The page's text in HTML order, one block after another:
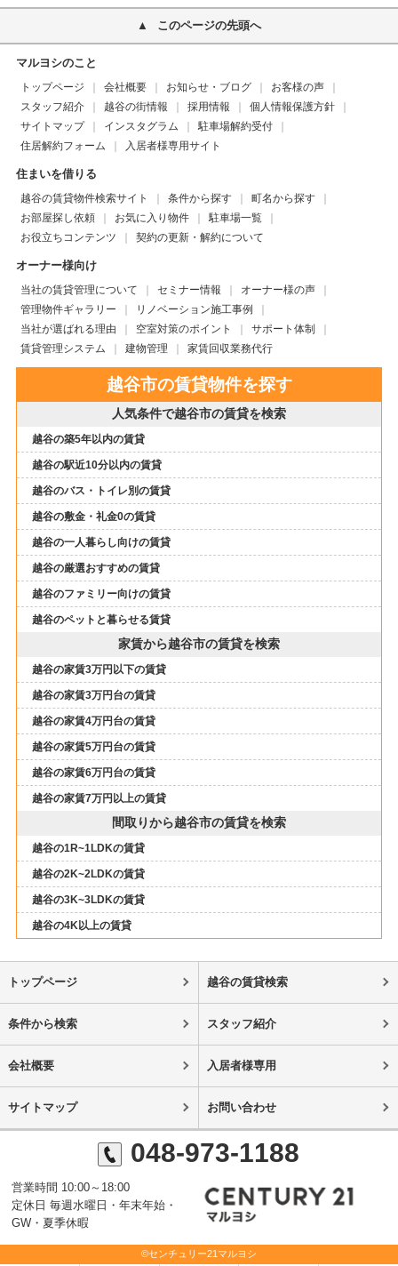
このページの先頭へ
マルヨシのこと
トップページ 会社概要 お知らせ・ブログ
お客様の声
スタッフ紹介
越谷の街情報 採用情報
個人情報保護方針
サイトマップ
インスタグラム
駐車場解約受付
住居解約フォーム
入居者様専用サイト
住まいを借りる
越谷の賃貸物件検索サイト 条件から探す
町名から探す
お部屋探し依頼
お気に入り物件
駐車場一覧
お役立ちコンテンツ
契約の更新・解約について
オーナー様向け
当社の賃貸管理について セミナー情報
オーナー様の声
管理物件ギャラリー
リノベーション施工事例
当社が選ばれる理由
空室対策のポイント
サポート体制
賃貸管理システム
建物管理 家賃回収業務代行
越谷市の賃貸物件を探す
人気条件で越谷市の賃貸を検索
越谷の築5年以内の賃貸
越谷の駅近10分以内の賃貸
越谷のバス・トイレ別の賃貸
越谷の敷金・礼金0の賃貸
越谷の一人暮らし向けの賃貸
越谷の厳選おすすめの賃貸
越谷のファミリー向けの賃貸
越谷のペットと暮らせる賃貸
家賃から越谷市の賃貸を検索
越谷の家賃3万円以下の賃貸
越谷の家賃3万円台の賃貸
越谷の家賃4万円台の賃貸
越谷の家賃5万円台の賃貸
越谷の家賃6万円台の賃貸
越谷の家賃7万円以上の賃貸
間取りから越谷市の賃貸を検索
越谷の1R~1LDKの賃貸
越谷の2K~2LDKの賃貸
越谷の3K~3LDKの賃貸
越谷の4K以上の賃貸
トップページ 越谷の賃貸検索
条件から検索 スタッフ紹介
会社概要 入居者様専用
サイトマップ お問い合わせ
048-973-1188
営業時間 10:00～18:00
定休日 毎週水曜日・年末年始・
GW・夏季休暇
©センチュリー21マルヨシ